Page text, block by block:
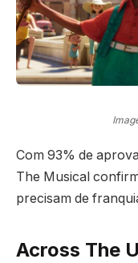
Com 93% de
The Musical
precisam de
Across The